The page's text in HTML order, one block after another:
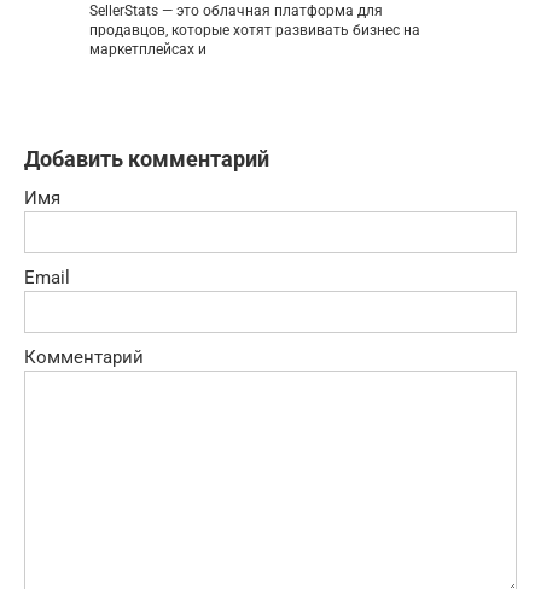
SellerStats — это облачная платформа для
продавцов, которые хотят развивать бизнес на
маркетплейсах и
Добавить комментарий
Имя
Email
Комментарий